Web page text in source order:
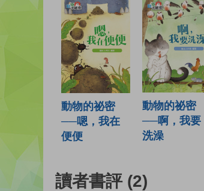
動物的祕密
──嗯，我在
便便
動物的祕密
──啊，我要
洗澡
讀者書評 (2)